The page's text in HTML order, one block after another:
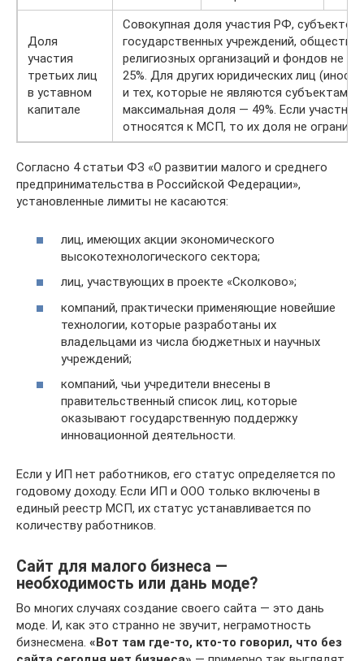
Доля
участия
третьих лиц
в уставном
капитале
Совокупная доля участия РФ,
государственных учреждений,
религиозных организаций и фондов не
25%. Для других юридических лиц
и тех, которые не являются субъектами
максимальная доля — 49%. Если
относятся к МСП, то их доля не
Согласно 4 статьи ФЗ «О развитии малого и среднего
предпринимательства в Российской Федерации»,
установленные лимиты не касаются:
лиц, имеющих акции экономического
высокотехнологического сектора;
лиц, участвующих в проекте «Сколково»;
компаний, практически применяющие новейшие
технологии, которые разработаны их
владельцами из числа бюджетных и научных
учреждений;
компаний, чьи учредители внесены в
правительственный список лиц, которые
оказывают государственную поддержку
инновационной деятельности.
Если у ИП нет работников, его статус определяется по
годовому доходу. Если ИП и ООО только включены в
единый реестр МСП, их статус устанавливается по
количеству работников.
Сайт для малого бизнеса —
необходимость или дань моде?
Во многих случаях создание своего сайта — это дань
моде. И, как это странно не звучит, неграмотность
бизнесмена. «Вот там где-то, кто-то говорил, что без